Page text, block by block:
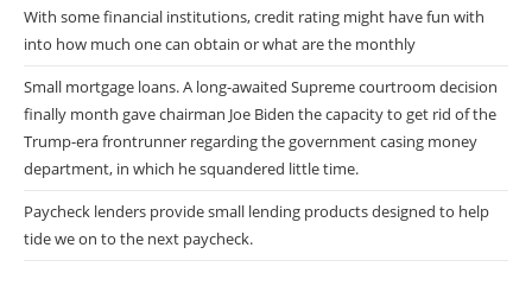
With some financial institutions, credit rating might have fun with
into how much one can obtain or what are the monthly
Small mortgage loans. A long-awaited Supreme courtroom decision
finally month gave chairman Joe Biden the capacity to get rid of the
Trump-era frontrunner regarding the government casing money
department, in which he squandered little time.
Paycheck lenders provide small lending products designed to help
tide we on to the next paycheck.